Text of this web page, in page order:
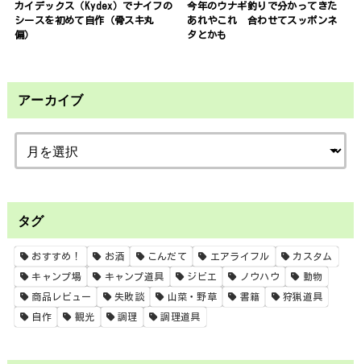
カイデックス（Kydex）でナイフの
シースを初めて自作（骨スキ丸
偏）
今年のウナギ釣りで分かってきた
あれやこれ 合わせてスッポンネ
タとかも
アーカイブ
タグ
おすすめ！ お酒 こんだて エアライフル カスタム
キャンプ場 キャンプ道具 ジビエ ノウハウ 動物
商品レビュー 失敗談 山菜・野草 書籍 狩猟道具
自作 観光 調理 調理道具